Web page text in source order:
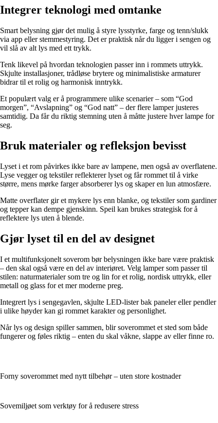
Integrer teknologi med omtanke
Smart belysning gjør det mulig å styre lysstyrke, farge og tenn/slukk
via app eller stemmestyring. Det er praktisk når du ligger i sengen og
vil slå av alt lys med ett trykk.
Tenk likevel på hvordan teknologien passer inn i rommets uttrykk.
Skjulte installasjoner, trådløse brytere og minimalistiske armaturer
bidrar til et rolig og harmonisk inntrykk.
Et populært valg er å programmere ulike scenarier – som “God
morgen”, “Avslapning” og “God natt” – der flere lamper justeres
samtidig. Da får du riktig stemning uten å måtte justere hver lampe for
seg.
Bruk materialer og refleksjon bevisst
Lyset i et rom påvirkes ikke bare av lampene, men også av overflatene.
Lyse vegger og tekstiler reflekterer lyset og får rommet til å virke
større, mens mørke farger absorberer lys og skaper en lun atmosfære.
Matte overflater gir et mykere lys enn blanke, og tekstiler som gardiner
og tepper kan dempe gjenskinn. Speil kan brukes strategisk for å
reflektere lys uten å blende.
Gjør lyset til en del av designet
I et multifunksjonelt soverom bør belysningen ikke bare være praktisk
– den skal også være en del av interiøret. Velg lamper som passer til
stilen: naturmaterialer som tre og lin for et rolig, nordisk uttrykk, eller
metall og glass for et mer moderne preg.
Integrert lys i sengegavlen, skjulte LED-lister bak paneler eller pendler
i ulike høyder kan gi rommet karakter og personlighet.
Når lys og design spiller sammen, blir soverommet et sted som både
fungerer og føles riktig – enten du skal våkne, slappe av eller finne ro.
Forny soverommet med nytt tilbehør – uten store kostnader
Sovemiljøet som verktøy for å redusere stress